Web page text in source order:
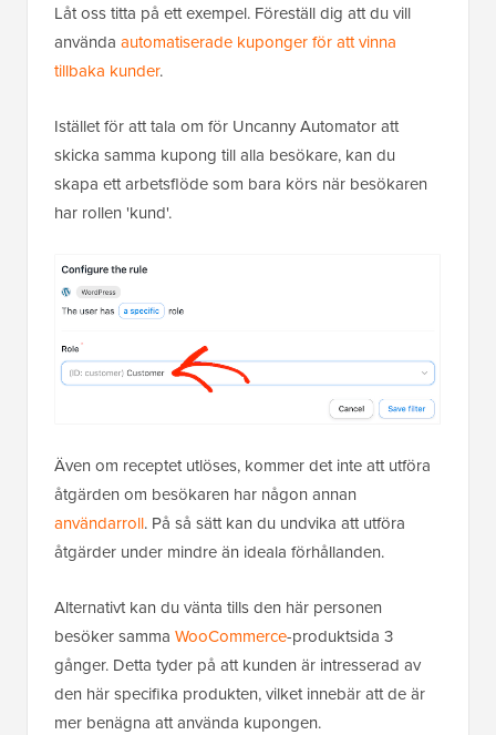
Låt oss titta på ett exempel. Föreställ dig att du vill
använda automatiserade kuponger för att vinna
tillbaka kunder.
Istället för att tala om för Uncanny Automator att
skicka samma kupong till alla besökare, kan du
skapa ett arbetsflöde som bara körs när besökaren
har rollen 'kund'.
Även om receptet utlöses, kommer det inte att utföra
åtgärden om besökaren har någon annan
användarroll. På så sätt kan du undvika att utföra
åtgärder under mindre än ideala förhållanden.
Alternativt kan du vänta tills den här personen
besöker samma WooCommerce-produktsida 3
gånger. Detta tyder på att kunden är intresserad av
den här specifika produkten, vilket innebär att de är
mer benägna att använda kupongen.